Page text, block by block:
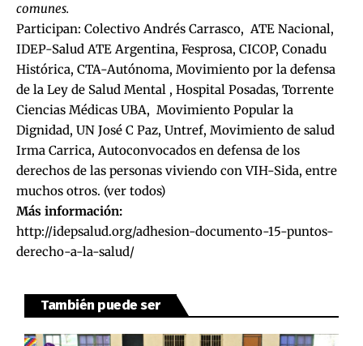
comunes.
Participan: Colectivo Andrés Carrasco, ATE Nacional,
IDEP-Salud ATE Argentina, Fesprosa, CICOP, Conadu
Histórica, CTA-Autónoma, Movimiento por la defensa
de la Ley de Salud Mental , Hospital Posadas, Torrente
Ciencias Médicas UBA, Movimiento Popular la
Dignidad, UN José C Paz, Untref, Movimiento de salud
Irma Carrica, Autoconvocados en defensa de los
derechos de las personas viviendo con VIH-Sida, entre
muchos otros. (ver todos)
Más información:
http://idepsalud.org/adhesion-documento-15-puntos-
derecho-a-la-salud/
También puede ser